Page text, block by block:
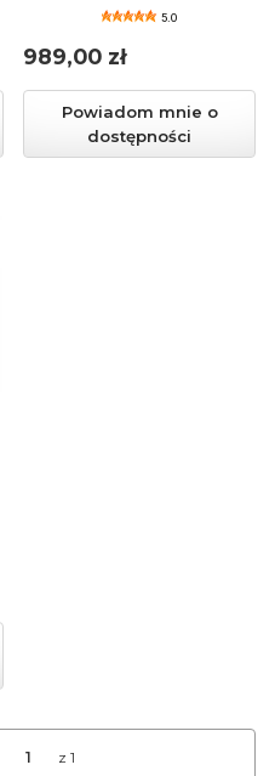
5.0
Cena
989,00 zł
Powiadom mnie o
dostępności
z 1